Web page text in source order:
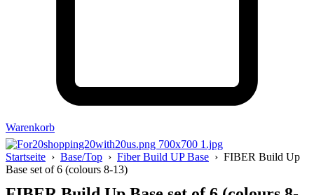
Warenkorb
Startseite › Base/Top › Fiber Build UP Base › FIBER Build Up
Base set of 6 (colours 8-13)